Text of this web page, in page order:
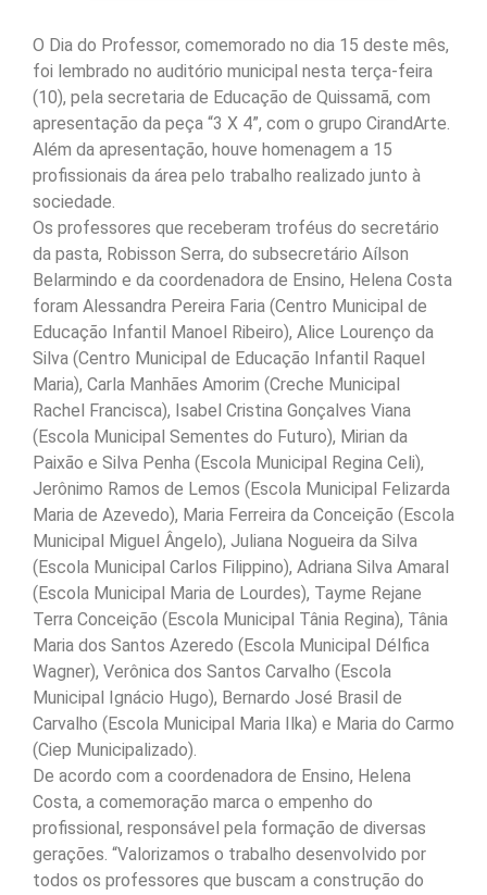
O Dia do Professor, comemorado no dia 15 deste mês,
foi lembrado no auditório municipal nesta terça-feira
(10), pela secretaria de Educação de Quissamã, com
apresentação da peça “3 X 4”, com o grupo CirandArte.
Além da apresentação, houve homenagem a 15
profissionais da área pelo trabalho realizado junto à
sociedade.
Os professores que receberam troféus do secretário
da pasta, Robisson Serra, do subsecretário Aílson
Belarmindo e da coordenadora de Ensino, Helena Costa
foram Alessandra Pereira Faria (Centro Municipal de
Educação Infantil Manoel Ribeiro), Alice Lourenço da
Silva (Centro Municipal de Educação Infantil Raquel
Maria), Carla Manhães Amorim (Creche Municipal
Rachel Francisca), Isabel Cristina Gonçalves Viana
(Escola Municipal Sementes do Futuro), Mirian da
Paixão e Silva Penha (Escola Municipal Regina Celi),
Jerônimo Ramos de Lemos (Escola Municipal Felizarda
Maria de Azevedo), Maria Ferreira da Conceição (Escola
Municipal Miguel Ângelo), Juliana Nogueira da Silva
(Escola Municipal Carlos Filippino), Adriana Silva Amaral
(Escola Municipal Maria de Lourdes), Tayme Rejane
Terra Conceição (Escola Municipal Tânia Regina), Tânia
Maria dos Santos Azeredo (Escola Municipal Délfica
Wagner), Verônica dos Santos Carvalho (Escola
Municipal Ignácio Hugo), Bernardo José Brasil de
Carvalho (Escola Municipal Maria Ilka) e Maria do Carmo
(Ciep Municipalizado).
De acordo com a coordenadora de Ensino, Helena
Costa, a comemoração marca o empenho do
profissional, responsável pela formação de diversas
gerações. “Valorizamos o trabalho desenvolvido por
todos os professores que buscam a construção do